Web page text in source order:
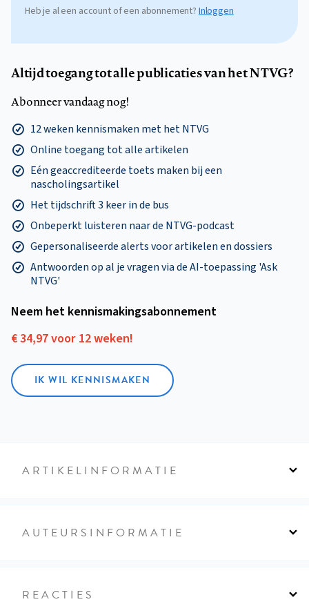
Heb je al een account of een abonnement? Inloggen
Altijd toegang tot alle publicaties van het NTVG?
Abonneer vandaag nog!
12 weken kennismaken met het NTVG
Online toegang tot alle artikelen
Eén geaccrediteerde toets maken bij een
nascholingsartikel
Het tijdschrift 3 keer in de bus
Onbeperkt luisteren naar de NTVG-podcast
Gepersonaliseerde alerts voor artikelen en dossiers
Antwoorden op al je vragen via de AI-toepassing 'Ask
NTVG'
Neem het kennismakings­abonnement
€ 34,97 voor 12 weken!
IK WIL KENNISMAKEN
ARTIKELINFORMATIE
AUTEURSINFORMATIE
REACTIES